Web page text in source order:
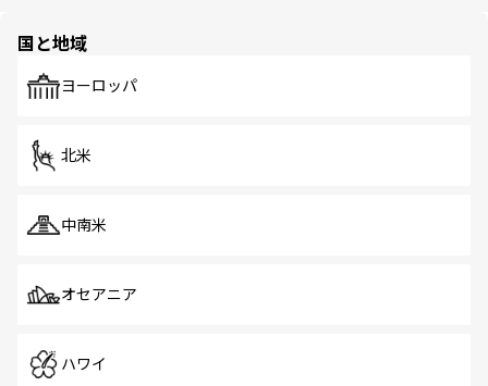
で、ホーカーズは地元の風情を楽しめる外せないスポット
国と地域
ヨーロッパ
北米
中南米
オセアニア
ハワイ